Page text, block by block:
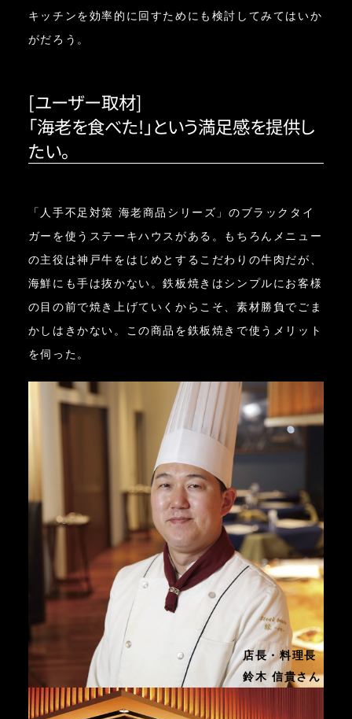
キッチンを効率的に回すためにも検討してみてはいか
がだろう。
[ユーザー取材]
「海老を食べた!」という満足感を提供し
たい。
「人手不足対策 海老商品シリーズ」のブラックタイ
ガーを使うステーキハウスがある。もちろんメニュー
の主役は神戸牛をはじめとするこだわりの牛肉だが、
海鮮にも手は抜かない。鉄板焼きはシンプルにお客様
の目の前で焼き上げていくからこそ、素材勝負でごま
かしはきかない。この商品を鉄板焼きで使うメリット
を伺った。
店長・料理長
鈴木 信貴さん